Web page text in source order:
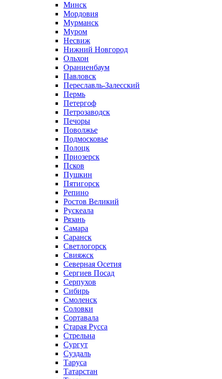
Минск
Мордовия
Мурманск
Муром
Несвиж
Нижний Новгород
Ольхон
Ораниенбаум
Павловск
Переславль-Залесский
Пермь
Петергоф
Петрозаводск
Печоры
Поволжье
Подмосковье
Полоцк
Приозерск
Псков
Пушкин
Пятигорск
Репино
Ростов Великий
Рускеала
Рязань
Самара
Саранск
Светлогорск
Свияжск
Северная Осетия
Сергиев Посад
Серпухов
Сибирь
Смоленск
Соловки
Сортавала
Старая Русса
Стрельна
Сургут
Суздаль
Таруса
Татарстан